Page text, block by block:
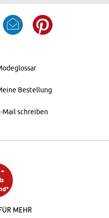
Bestellung
Mail schreiben
mehr